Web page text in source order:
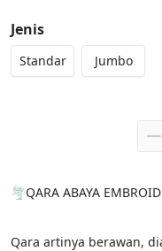
Jenis
Standar Jumbo
🌪QARA ABAYA
Qara artinya berawan,